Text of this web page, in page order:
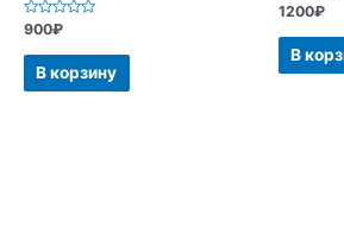
Оценка
из
900₽
В корзину
Оценка
из
1200₽
В